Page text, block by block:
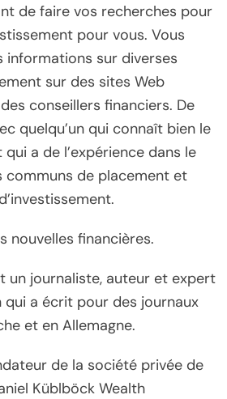
de faire vos recherches pour
pour vous. Vous
informations sur diverses
sur des sites Web
conseillers financiers. De
quelqu’un qui connaît bien le
a de l’expérience dans le
communs de placement et
nouvelles financières.
un journaliste, auteur et expert
a écrit pour des journaux
et en Allemagne.
de la société privée de
Küblböck Wealth